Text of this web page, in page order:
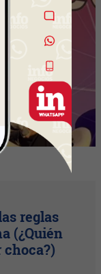
reglas
(¿Quién